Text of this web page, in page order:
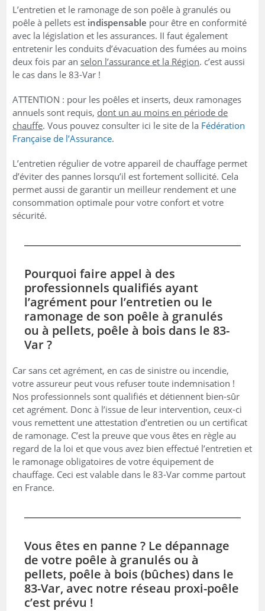
L’entretien et le ramonage de son poêle à granulés ou
poêle à pellets est indispensable pour être en conformité
avec la législation et les assurances. II faut également
entretenir les conduits d’évacuation des fumées au moins
deux fois par an selon l’assurance et la Région. c’est aussi
le cas dans le 83-Var !
ATTENTION : pour les poêles et inserts, deux ramonages
annuels sont requis, dont un au moins en période de
chauffe. Vous pouvez consulter ici le site de la Fédération
Française de l’Assurance.
L’entretien régulier de votre appareil de chauffage permet
d’éviter des pannes lorsqu’il est fortement sollicité. Cela
permet aussi de garantir un meilleur rendement et une
consommation optimale pour votre confort et votre
sécurité.
Pourquoi faire appel à des
professionnels qualifiés ayant
l’agrément pour l’entretien ou le
ramonage de son poêle à granulés
ou à pellets, poêle à bois dans le 83-
Var ?
Car sans cet agrément, en cas de sinistre ou incendie,
votre assureur peut vous refuser toute indemnisation !
Nos professionnels sont qualifiés et détiennent bien-sûr
cet agrément. Donc à l’issue de leur intervention, ceux-ci
vous remettent une attestation d’entretien ou un certificat
de ramonage. C’est la preuve que vous êtes en règle au
regard de la loi et que vous avez bien effectué l’entretien et
le ramonage obligatoires de votre équipement de
chauffage. Ceci est valable dans le 83-Var comme partout
en France.
Vous êtes en panne ? Le dépannage
de votre poêle à granulés ou à
pellets, poêle à bois (bûches) dans le
83-Var, avec notre réseau proxi-poêle
c’est prévu !